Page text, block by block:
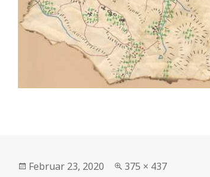
Veröffentlicht
Februar 23, 2020
Volle
375 × 437